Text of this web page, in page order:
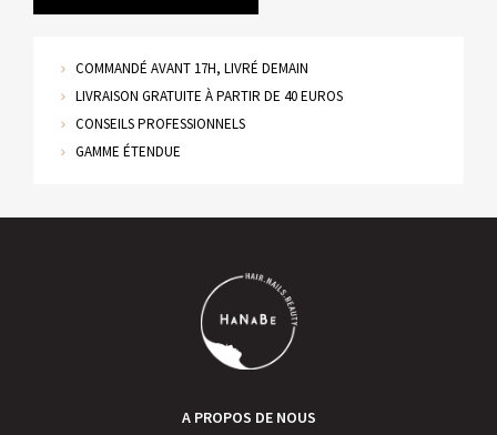
COMMANDÉ AVANT 17H, LIVRÉ DEMAIN
LIVRAISON GRATUITE À PARTIR DE 40 EUROS
CONSEILS PROFESSIONNELS
GAMME ÉTENDUE
A PROPOS DE NOUS